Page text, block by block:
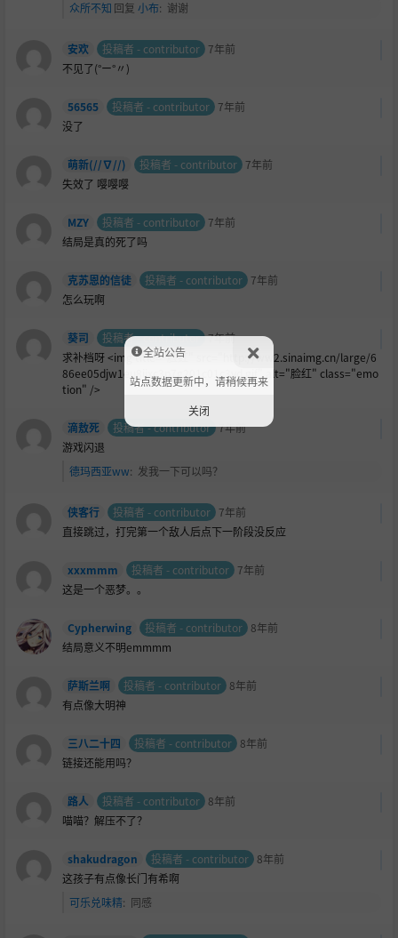
众所不知 回复 小布: 谢谢
安欢 投稿者 - contributor 7年前
不见了(°ー°〃)
56565 投稿者 - contributor 7年前
没了
萌新(//∇//) 投稿者 - contributor 7年前
失效了 嘤嘤嘤
MZY 投稿者 - contributor 7年前
结局是真的死了吗
克苏恩的信徒 投稿者 - contributor 7年前
怎么玩啊
葵司 投稿者 - contributor 7年前
求补档呀 <img title="脸红" src="http://ww2.sinaimg.cn/large/6
86ee05djw1eu8ijxc3p7g201c01c3yd.gif" alt="脸红" class="emo
tion" />
滴敖死 投稿者 - contributor 7年前
游戏闪退
德玛西亚ww: 发我一下可以吗？
侠客行 投稿者 - contributor 7年前
直接跳过，打完第一个敌人后点下一阶段没反应
xxxmmm 投稿者 - contributor 7年前
这是一个恶梦。。
Cypherwing 投稿者 - contributor 8年前
结局意义不明emmmm
萨斯兰啊 投稿者 - contributor 8年前
有点像大明神
三八二十四 投稿者 - contributor 8年前
链接还能用吗？
路人 投稿者 - contributor 8年前
喵喵？解压不了？
shakudragon 投稿者 - contributor 8年前
这孩子有点像长门有希啊
可乐兑味精: 同感
全站公告
站点数据更新中，请稍候再来
关闭